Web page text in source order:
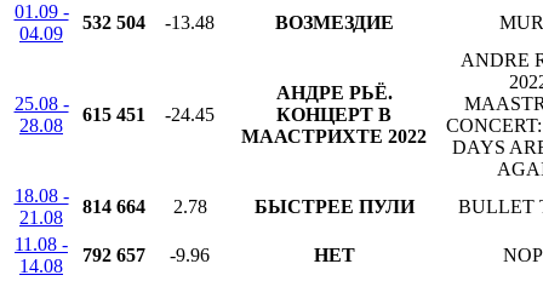
01.09 -
04.09
532 504 -13.48 ВОЗМЕЗДИЕ
25.08 -
28.08
615 451 -24.45
АНДРЕ РЬЁ.
КОНЦЕРТ В
МААСТРИХТЕ 2022
ANDRE
DAYS
18.08 -
21.08
814 664 2.78 БЫСТРЕЕ ПУЛИ
BULLET
11.08 -
14.08
792 657 -9.96 НЕТ